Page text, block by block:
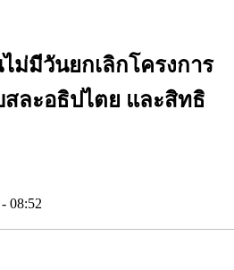
ม่มีวันยกเลิกโครงการ
สละอธิปไตย และสิทธิ
08:52